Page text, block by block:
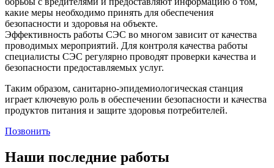
какие меры необходимо принять для обеспечения
безопасности и здоровья на объекте.
Эффективность работы СЭС во многом зависит от качества
проводимых мероприятий. Для контроля качества работы
специалисты СЭС регулярно проводят проверки качества и
безопасности предоставляемых услуг.
Таким образом, санитарно-эпидемиологическая станция
играет ключевую роль в обеспечении безопасности и качества
продуктов питания и защите здоровья потребителей.
Позвонить
Наши последние работы